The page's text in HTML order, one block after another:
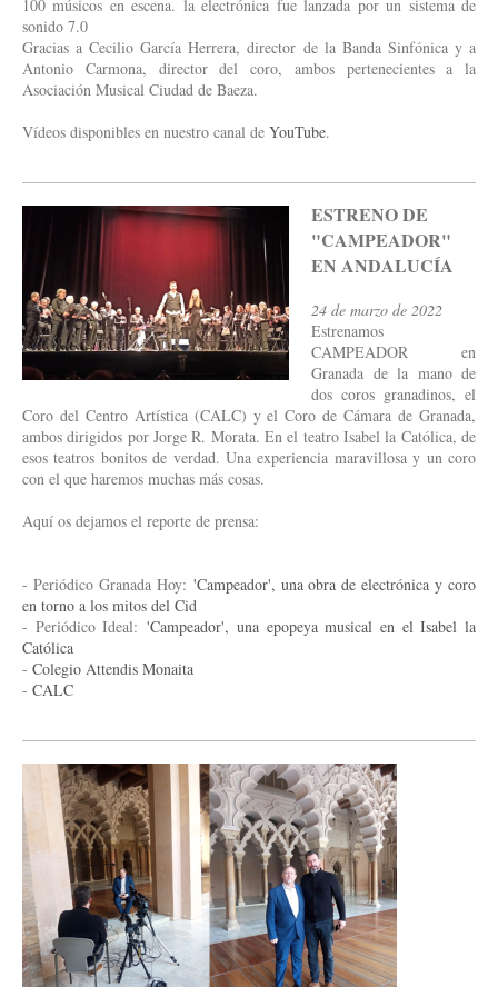
100 músicos en escena. la electrónica fue lanzada por un sistema de
sonido 7.0
Gracias a Cecilio García Herrera, director de la Banda Sinfónica y a
Antonio Carmona, director del coro, ambos pertenecientes a la
Asociación Musical Ciudad de Baeza.
Vídeos disponibles en nuestro canal de YouTube.
ESTRENO DE
"CAMPEADOR"
EN ANDALUCÍA
24 de marzo de 2022
Estrenamos
CAMPEADOR en
Granada de la mano de
dos coros granadinos, el
Coro del Centro Artística (CALC) y el Coro de Cámara de Granada,
ambos dirigidos por Jorge R. Morata. En el teatro Isabel la Católica, de
esos teatros bonitos de verdad. Una experiencia maravillosa y un coro
con el que haremos muchas más cosas.
Aquí os dejamos el reporte de prensa:
- Periódico Granada Hoy: 'Campeador', una obra de electrónica y coro
en torno a los mitos del Cid
- Periódico Ideal:'Campeador', una epopeya musical en el Isabel la
Católica
- Colegio Attendis Monaita
- CALC